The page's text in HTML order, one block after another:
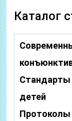
Каталог
Стандарты
детей
Протоколы